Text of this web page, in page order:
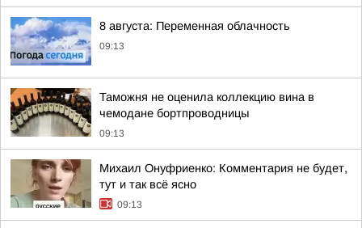
8 августа: Переменная облачность
09:13
Таможня не оценила коллекцию вина в
чемодане бортпроводницы
09:13
Михаил Онуфриенко: Комментария не будет,
тут и так всё ясно
09:13